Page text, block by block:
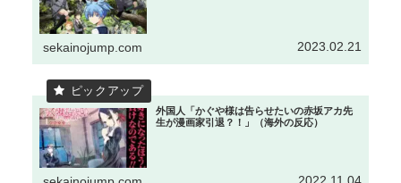
sekainojump.com 2023.02.21
外国人「かぐや様は告らせたいの赤坂アカ先
生が漫画家引退？！」（海外の反応）
2022.11.04